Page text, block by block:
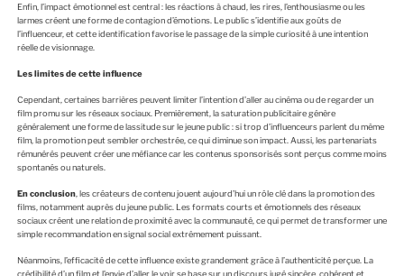
Enfin, l’impact émotionnel est central : les réactions à chaud, les rires, l’enthousiasme ou les
larmes créent une forme de contagion d’émotions. Le public s’identifie aux goûts de
l’influenceur, et cette identification favorise le passage de la simple curiosité à une intention
réelle de visionnage.
Les limites de cette influence
Cependant, certaines barrières peuvent limiter l’intention d’aller au cinéma ou de regarder un
film promu sur les réseaux sociaux. Premièrement, la saturation publicitaire génère
généralement une forme de lassitude sur le jeune public : si trop d’influenceurs parlent du même
film, la promotion peut sembler orchestrée, ce qui diminue son impact. Aussi, les partenariats
rémunérés peuvent créer une méfiance car les contenus sponsorisés sont perçus comme moins
spontanés ou naturels.
En conclusion, les créateurs de contenu jouent aujourd’hui un rôle clé dans la promotion des
films, notamment auprès du jeune public. Les formats courts et émotionnels des réseaux
sociaux créent une relation de proximité avec la communauté, ce qui permet de transformer une
simple recommandation en signal social extrêmement puissant.
Néanmoins, l’efficacité de cette influence existe grandement grâce à l’authenticité perçue. La
crédibilité d’un film et l’envie d’aller le voir se base sur un discours jugé sincère, cohérent et